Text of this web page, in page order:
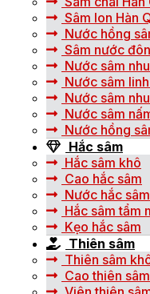
Sâm lon Hàn
Nước hồng
Sâm nước
Nước sâm
Nước sâm
Nước sâm
Nước sâm
Nước hồng
Hắc sâm
Hắc sâm khô
Cao hắc sâm
Nước hắc sâm
Hắc sâm tẩm
Kẹo hắc sâm
Thiên sâm
Thiên sâm
Cao thiên sâm